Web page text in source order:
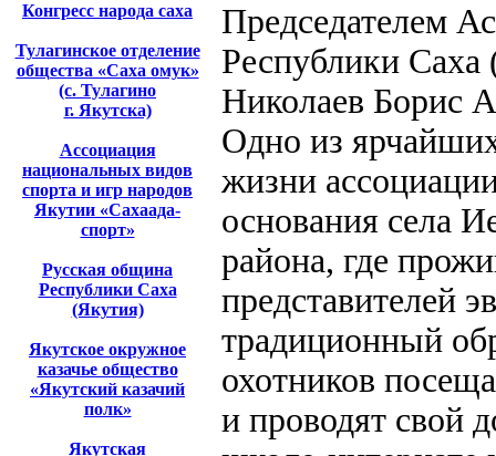
Конгресс народа саха
Тулагинское отделение
общества «Саха омук»
(с. Тулагино
г. Якутска)
Ассоциация
национальных видов
спорта и игр народов
Якутии «Сахаада-
спорт»
Русская община
Республики Саха
(Якутия)
Якутское окружное
казачье общество
«Якутский казачий
полк»
Якутская
Председателем
Республики Саха
Николаев Борис
Одно из
жизни
основания села
района, где
представителей
традиционный
охотников
и проводят свой